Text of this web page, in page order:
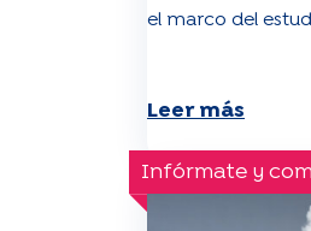
el marco del
Leer más
Infórmate y